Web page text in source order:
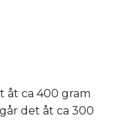
åt ca 400 gram
det åt ca 300